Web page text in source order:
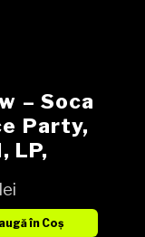
– Soca
Party,
LP,
(SH)
lei
în Coș